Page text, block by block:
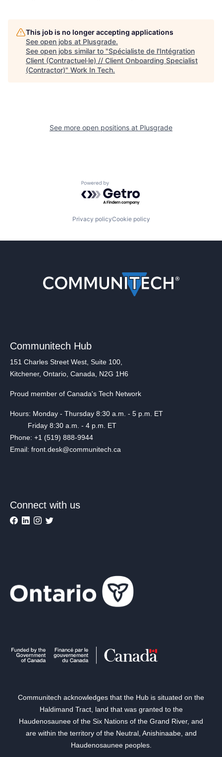
This job is no longer accepting applications
See open jobs at Plusgrade.
See open jobs similar to "Spécialiste de l'Intégration
Client (Contractuel·le) // Client Onboarding Specialist
(Contractor)" Work In Tech.
See more open positions at Plusgrade
Powered by Getro.com
Privacy policyCookie policy
Communitech Hub
151 Charles Street West, Suite 100,
Kitchener, Ontario, Canada, N2G 1H6
Proud member of Canada's Tech Network
Hours: Monday - Thursday 8:30 a.m. - 5 p.m. ET
Friday 8:30 a.m. - 4 p.m. ET
Phone: +1 (519) 888-9944
Email: front.desk@communitech.ca
Connect with us
Communitech acknowledges that the Hub is situated on the
Haldimand Tract, land that was granted to the
Haudenosaunee of the Six Nations of the Grand River, and
are within the territory of the Neutral, Anishinaabe, and
Haudenosaunee peoples.